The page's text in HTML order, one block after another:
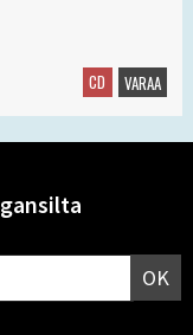
CD VARAA
OK